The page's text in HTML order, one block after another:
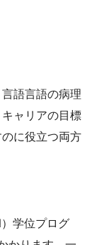
語言語の病理
ャリアの目標
に役立つ両方
学位プログ